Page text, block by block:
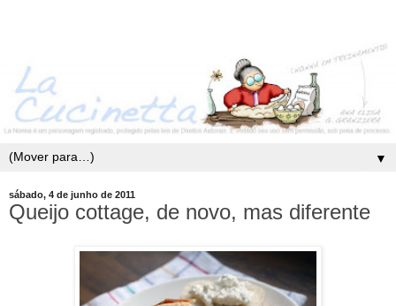
▼
sábado, 4 de junho de 2011
Queijo cottage, de novo, mas diferente